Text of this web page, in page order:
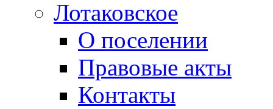
Лотаковское
О поселении
Правовые акты
Контакты